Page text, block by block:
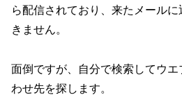
ら配信されており、来たメール
きません。
面倒ですが、自分で検索してウ
わせ先を探します。